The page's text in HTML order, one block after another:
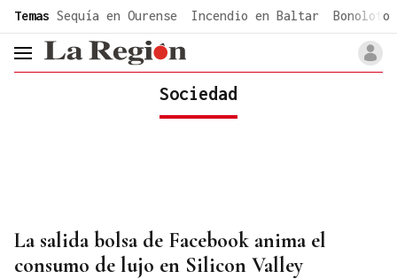
common.go-to-content
Temas Sequía en Ourense Incendio en Baltar Bonoloto
header.menu.open
Sociedad
La salida bolsa de Facebook anima el
consumo de lujo en Silicon Valley